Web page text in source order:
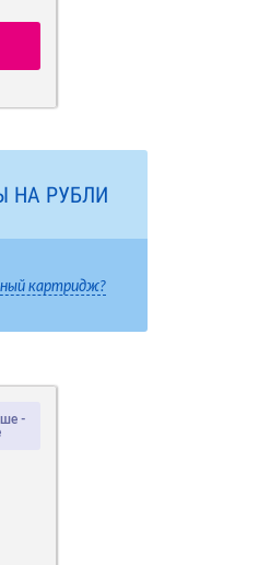
НА РУБЛИ
картридж?
-